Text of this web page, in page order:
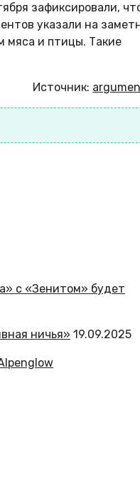
зафиксировали,
указали на
мяса и птицы. Такие
Источник:
ничья» 19.09.2025